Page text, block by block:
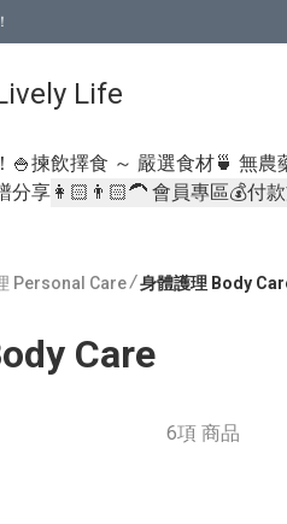
Life
🍚揀飲擇食 ～ 嚴選食材🍵 無農
分享 👩🏻👨🏻‍🦱 會員專區💰付
Personal Care/身體護理 Body
Care
6項 商品